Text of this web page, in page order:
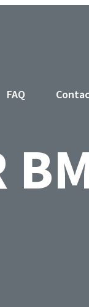
FAQ